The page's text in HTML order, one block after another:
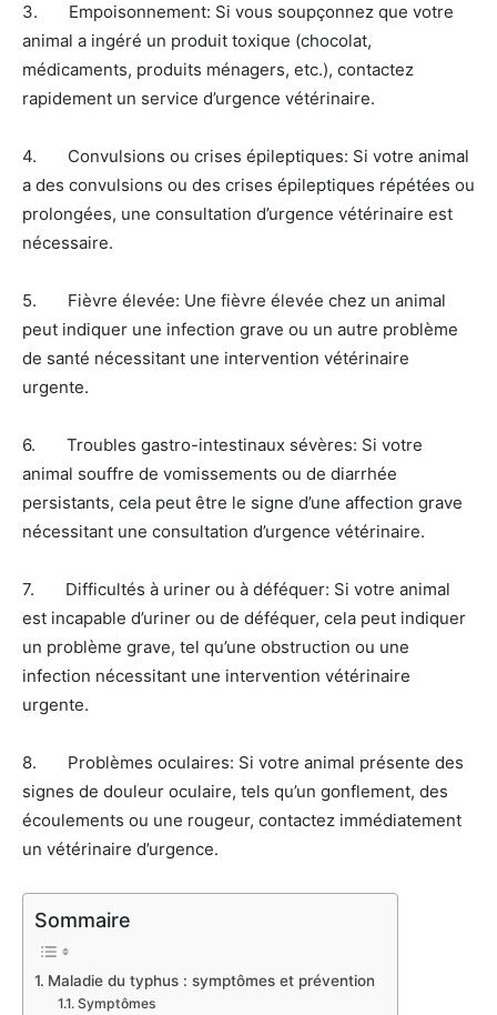
3. Empoisonnement: Si vous soupçonnez que votre
animal a ingéré un produit toxique (chocolat,
médicaments, produits ménagers, etc.), contactez
rapidement un service d’urgence vétérinaire.
4. Convulsions ou crises épileptiques: Si votre animal
a des convulsions ou des crises épileptiques répétées ou
prolongées, une consultation d’urgence vétérinaire est
nécessaire.
5. Fièvre élevée: Une fièvre élevée chez un animal
peut indiquer une infection grave ou un autre problème
de santé nécessitant une intervention vétérinaire
urgente.
6. Troubles gastro-intestinaux sévères: Si votre
animal souffre de vomissements ou de diarrhée
persistants, cela peut être le signe d’une affection grave
nécessitant une consultation d’urgence vétérinaire.
7. Difficultés à uriner ou à déféquer: Si votre animal
est incapable d’uriner ou de déféquer, cela peut indiquer
un problème grave, tel qu’une obstruction ou une
infection nécessitant une intervention vétérinaire
urgente.
8. Problèmes oculaires: Si votre animal présente des
signes de douleur oculaire, tels qu’un gonflement, des
écoulements ou une rougeur, contactez immédiatement
un vétérinaire d’urgence.
Sommaire
Maladie du typhus : symptômes et prévention
Symptômes